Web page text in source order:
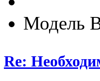
Модель
Re: